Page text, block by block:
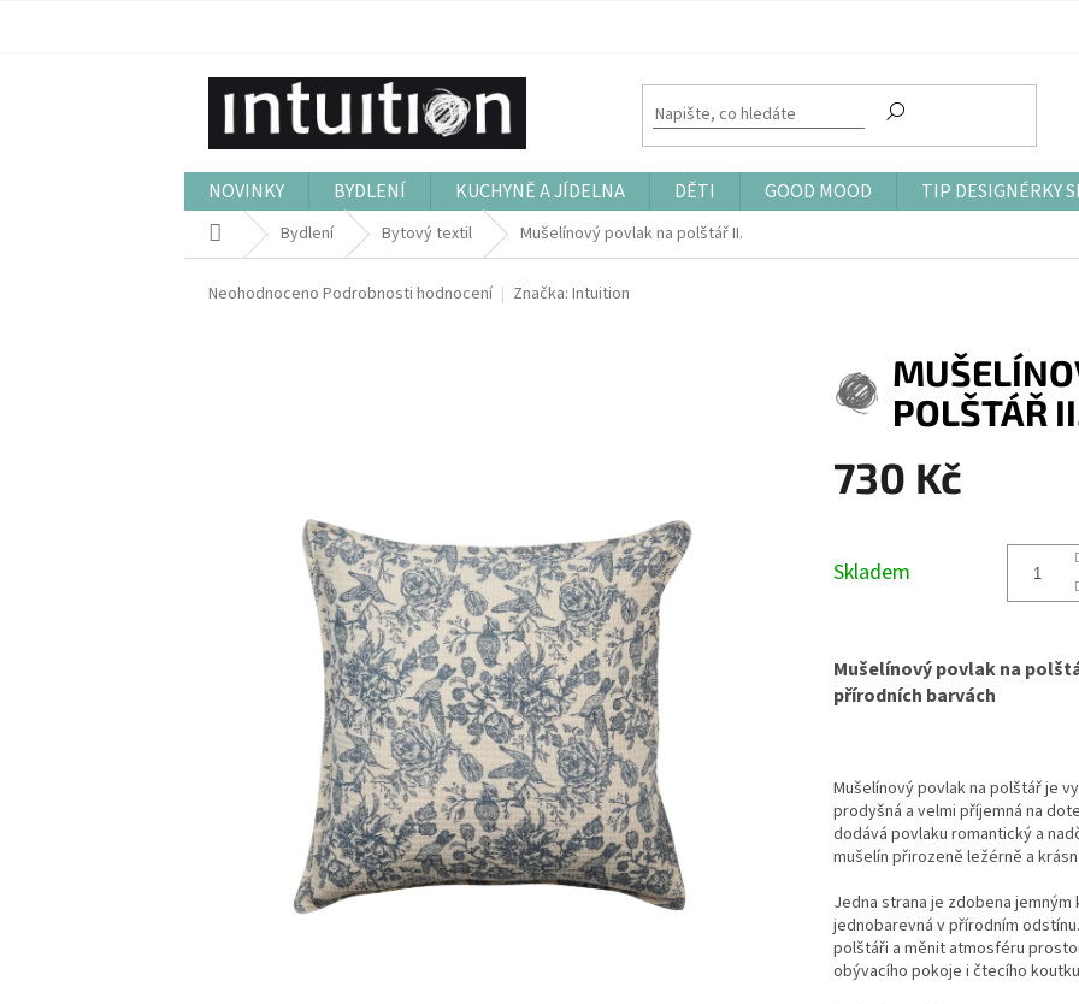
NOVINKY BYDLENÍ KUCHYNĚ A JÍDELNA DĚTI GOOD MOOD TIP DESIGNÉRKY
Domů Bydlení Bytový textil Mušelínový povlak na polštář II.
Průměrné
Neohodnoceno Podrobnosti hodnocení Značka: Intuition
POLŠTÁŘ
730 Kč
Skladem
Mušelínový povlak na
přírodních barvách
Mušelínový povlak na polštář je
prodyšná a velmi příjemná na
dodává povlaku romantický a
mušelín přirozeně ležérně a
Jedna strana je zdobena
jednobarevná v přírodním
polštáři a měnit atmosféru
obývacího pokoje i čtecího